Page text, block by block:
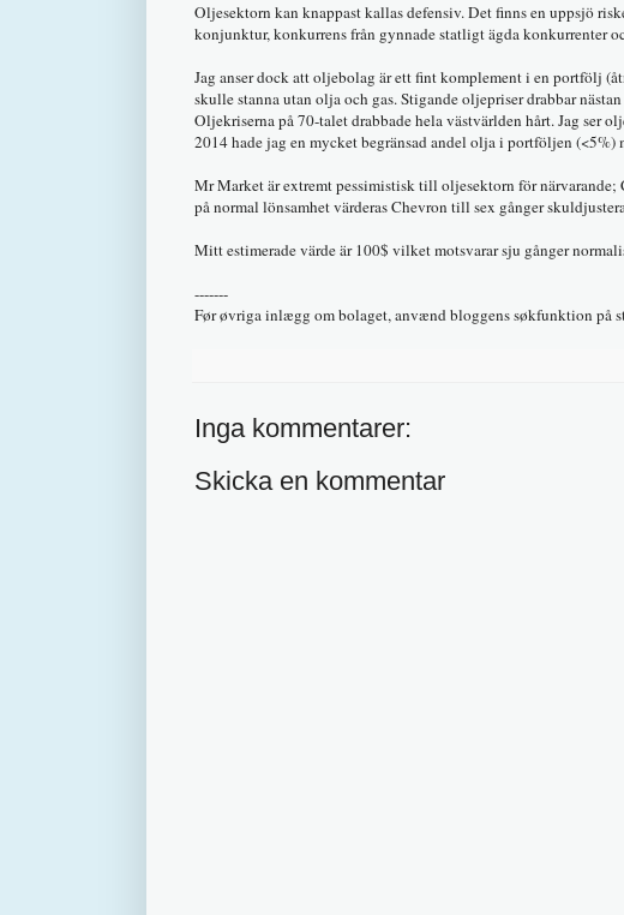
Oljesektorn kan knappast kallas defensiv. Det finns en uppsjö
konjunktur, konkurrens från gynnade statligt ägda konkurrenter
Jag anser dock att oljebolag är ett fint komplement i en portfölj
skulle stanna utan olja och gas. Stigande oljepriser drabbar
Oljekriserna på 70-talet drabbade hela västvärlden hårt. Jag ser
2014 hade jag en mycket begränsad andel olja i portföljen (<5%)
Mr Market är extremt pessimistisk till oljesektorn för närvarande;
på normal lönsamhet värderas Chevron till sex gånger
Mitt estimerade värde är 100$ vilket motsvarar sju gånger
-------
Før øvriga inlægg om bolaget, anvænd bloggens søkfunktion på
Inga kommentarer:
Skicka en kommentar